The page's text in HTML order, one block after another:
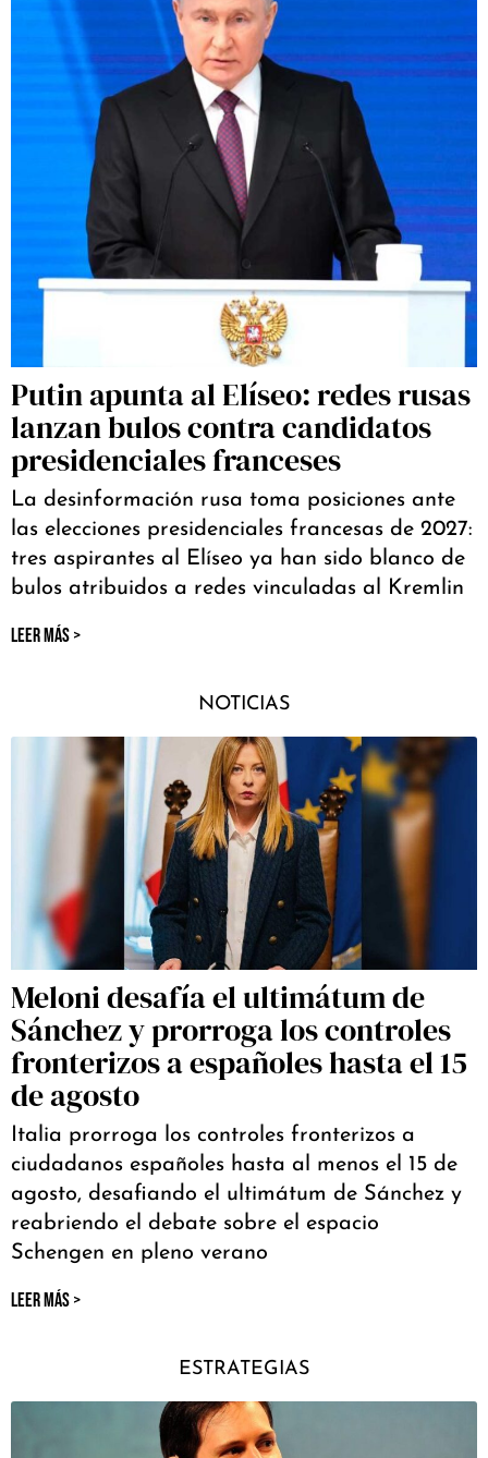
Putin apunta al Elíseo: redes rusas
lanzan bulos contra candidatos
presidenciales franceses
La desinformación rusa toma posiciones ante
las elecciones presidenciales francesas de 2027:
tres aspirantes al Elíseo ya han sido blanco de
bulos atribuidos a redes vinculadas al Kremlin
LEER MÁS >
NOTICIAS
Meloni desafía el ultimátum de
Sánchez y prorroga los controles
fronterizos a españoles hasta el 15
de agosto
Italia prorroga los controles fronterizos a
ciudadanos españoles hasta al menos el 15 de
agosto, desafiando el ultimátum de Sánchez y
reabriendo el debate sobre el espacio
Schengen en pleno verano
LEER MÁS >
ESTRATEGIAS